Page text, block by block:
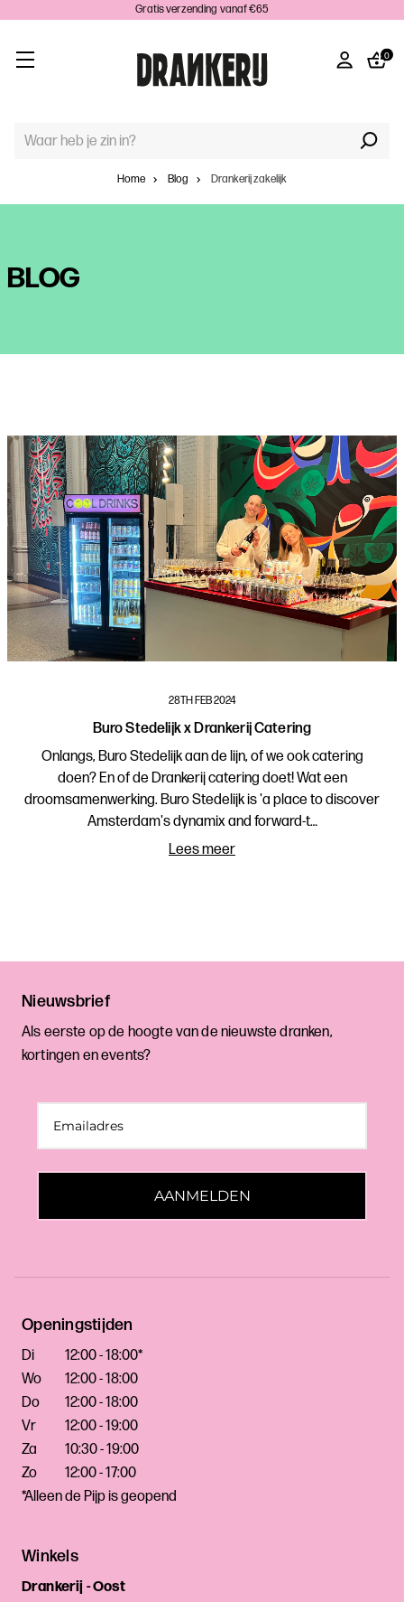
Gratis verzending vanaf €65
0
TREFWOORD
Home
Blog Drankerij zakelijk
BLOG
28TH FEB 2024
Buro Stedelijk x Drankerij Catering
Onlangs, Buro Stedelijk aan de lijn, of we ook catering
doen? En of de Drankerij catering doet! Wat een
droomsamenwerking. Buro Stedelijk is 'a place to discover
Amsterdam's dynamix and forward-t…
Lees meer
Nieuwsbrief
Als eerste op de hoogte van de nieuwste dranken,
kortingen en events?
AANMELDEN
Openingstijden
Di
12:00 - 18:00*
Wo
12:00 - 18:00
Do
12:00 - 18:00
Vr
12:00 - 19:00
Za
10:30 - 19:00
Zo
12:00 - 17:00
*Alleen de Pijp is geopend
Winkels
Drankerij - Oost